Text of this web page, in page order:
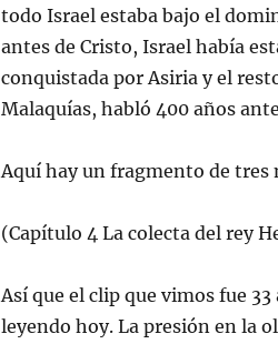
todo Israel estaba bajo el
antes de Cristo, Israel había
conquistada por Asiria y el
Malaquías, habló 400 años
Aquí hay un fragmento de
(Capítulo 4 La colecta del rey
Así que el clip que vimos fue
leyendo hoy. La presión en la